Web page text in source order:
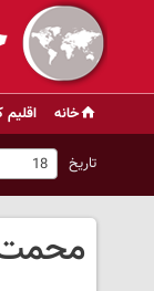
خانه
تاریخ 18